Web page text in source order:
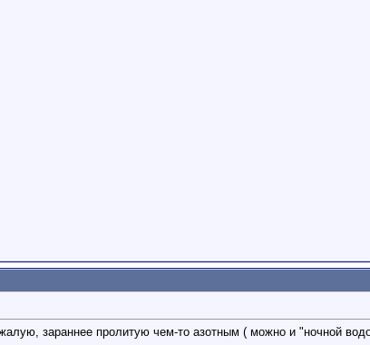
зараннее пролитую чем-то азотным ( можно и "ночной